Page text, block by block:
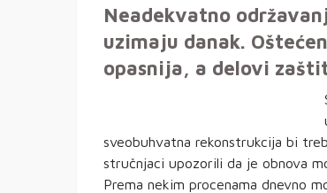
Neadekvatno
uzimaju danak.
opasnija, a delovi
sveobuhvatna rekonstrukcija bi
stručnjaci upozorili da je obnova
Prema nekim procenama dnevno